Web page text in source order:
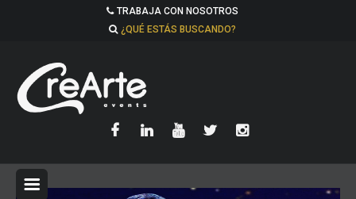
TRABAJA CON NOSOTROS
¿QUÉ ESTÁS BUSCANDO?